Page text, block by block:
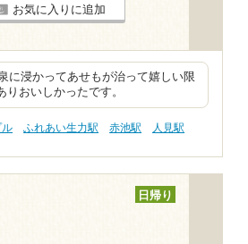
お気に入りに追加
に浸かってあせもが治って嬉しい限
おいしかったです。
ふれあい生力駅 赤池駅 人見駅
日帰り